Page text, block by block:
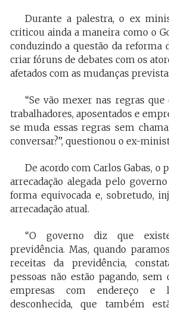
Durante a palestra, o ex
criticou ainda a maneira como o
conduzindo a questão da reforma
criar fóruns de debates com os
afetados com as mudanças
“Se vão mexer nas regras
trabalhadores, aposentados e
se muda essas regras sem
conversar?”, questionou o ex-
De acordo com Carlos Gabas, o
arrecadação alegada pelo
forma equivocada e, sobretudo,
arrecadação atual.
“O governo diz que
previdência. Mas, quando
receitas da previdência,
pessoas não estão pagando,
empresas com endereço e
desconhecida, que também